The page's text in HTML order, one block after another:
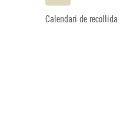
Calendari de recollida